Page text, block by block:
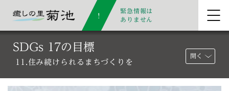
緊急情報は
ありません
SDGs 17の目標
11.住み続けられるまちづくりを
開く